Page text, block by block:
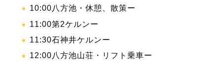
10:00八方池・休憩、散策ー
11:00第2ケルンー
11:30石神井ケルンー
12:00八方池山荘・リフト乗車ー